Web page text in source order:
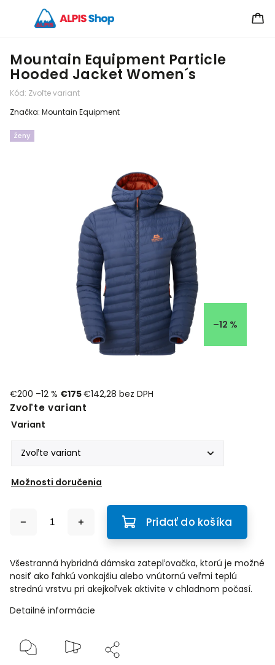
Mountain Equipment Particle
Hooded Jacket Women´s
Kód: Zvoľte variant
Ženy
Značka: Mountain Equipment
–12 %
€200 –12 % €175€142,28 bez DPH
Zvoľte variant
Variant
Možnosti doručenia
Pridať do košíka
Všestranná hybridná dámska zatepľovačka, ktorú je možné
nosiť ako ľahkú vonkajšiu alebo vnútornú veľmi teplú
strednú vrstvu pri akejkoľvek aktivite v chladnom počasí.
Detailné informácie